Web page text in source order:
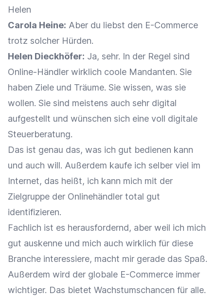
Helen
Carola Heine: Aber du liebst den E-Commerce
trotz solcher Hürden.
Helen Dieckhöfer: Ja, sehr. In der Regel sind
Online-Händler wirklich coole Mandanten. Sie
haben Ziele und Träume. Sie wissen, was sie
wollen. Sie sind meistens auch sehr digital
aufgestellt und wünschen sich eine voll digitale
Steuerberatung.
Das ist genau das, was ich gut bedienen kann
und auch will. Außerdem kaufe ich selber viel im
Internet, das heißt, ich kann mich mit der
Zielgruppe der Onlinehändler total gut
identifizieren.
Fachlich ist es herausfordernd, aber weil ich mich
gut auskenne und mich auch wirklich für diese
Branche interessiere, macht mir gerade das Spaß.
Außerdem wird der globale E-Commerce immer
wichtiger. Das bietet Wachstumschancen für alle.